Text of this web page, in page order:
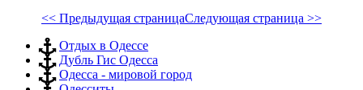
<< Предыдущая страницаСледующая страница >>
Отдых в Одессе
Дубль Гис Одесса
Одесса - мировой город